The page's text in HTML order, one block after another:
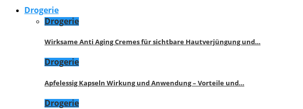
Drogerie
Drogerie
Wirksame Anti Aging Cremes für sichtbare Hautverjüngung und…
Drogerie
Apfelessig Kapseln Wirkung und Anwendung – Vorteile und…
Drogerie